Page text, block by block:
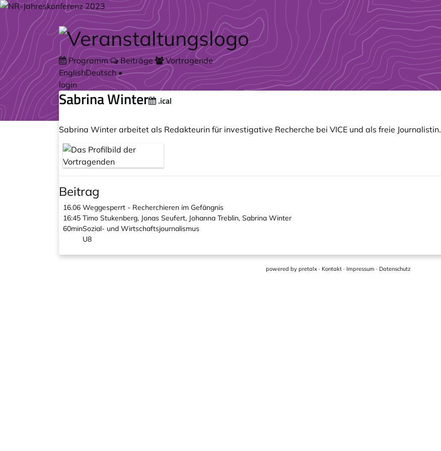
Zum Hauptteil springen
Programm Beiträge
Vortragende
EnglishDeutsch•
login
Sabrina Winter .ical
Sabrina Winter arbeitet als Redakteurin für investigative Recherche bei VICE und als freie Journalistin.
Beitrag
16.06
16:45
60min
Weggesperrt - Recherchieren im Gefängnis
Timo Stukenberg, Jonas Seufert, Johanna Treblin, Sabrina Winter
Sozial- und Wirtschaftsjournalismus
U8
powered by pretalx · Kontakt · Impressum · Datenschutz